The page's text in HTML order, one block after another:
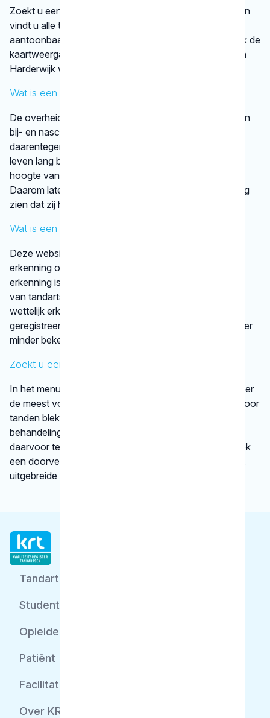
Zoekt u een tandarts in Harderwijk ? In de lijst hierboven
vindt u alle tandheelkundigen in Harderwijk , die
aantoonbaar hun vak bijhouden. Bovendien kunt u ook de
kaartweergave aanklikken. Dan ziet u op een kaart van
Harderwijk waar deze tandartsen gevestigd zijn.
Wat is een KRT-registratie?
De overheid verplicht tandartsen niet tot het volgen van
bij- en nascholing. De beroepsgroep zelf vindt het
daarentegen wel belangrijk dat tandheelkundigen hun
leven lang blijven leren. Op die manier zijn ze op de
hoogte van de nieuwste tandheelkundige technieken.
Daarom laten tandartsen met een KRT-registratie graag
zien dat zij hun vak bijhouden.
Wat is een discipline?
Deze website vermeldt alleen disciplines met een
erkenning op basis van vastgestelde criteria. Die
erkenning is afgegeven door een vereniging
van tandartsen. De kaakchirurg en de orthodontist zijn
wettelijk erkende specialisaties. Alle specialisten staan
geregistreerd in het
. Bij disciplines waarover
minder bekend is, verwijst het KRT door.
Zoekt u een specifieke behandeling?
In het menu onder
vindt u informatie over
de meest voorkomende behandelingen, bijvoorbeeld voor
tanden bleken. We vertellen kort en krachtig wat een
behandeling inhoudt en bij welke gebitsspecialist u
daarvoor terecht kunt. Per type behandeling vindt u ook
een doorverwijzing naar een betrouwbare website met
uitgebreide informatie.
Tandarts
Student
Opleider
Patiënt
Facilitator
Over KRT